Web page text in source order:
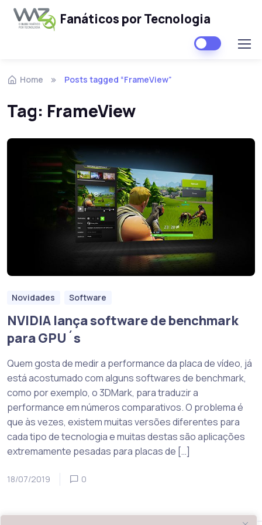
Fanáticos por Tecnologia
Home Posts tagged “FrameView”
Tag: FrameView
Novidades Software
NVIDIA lança software de benchmark
para GPU´s
Quem gosta de medir a performance da placa de vídeo, já
está acostumado com alguns softwares de benchmark,
como por exemplo, o 3DMark, para traduzir a
performance em números comparativos. O problema é
que às vezes, existem muitas versões diferentes para
cada tipo de tecnologia e muitas destas são aplicações
extremamente pesadas para placas de […]
18/07/2019 0